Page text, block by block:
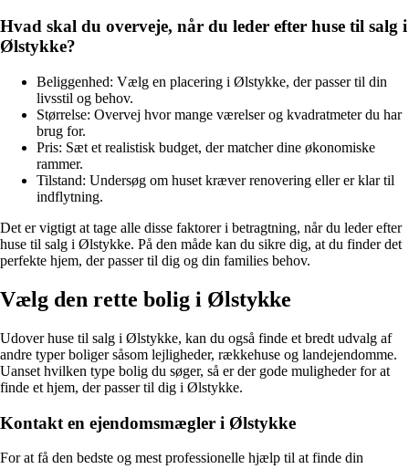
Hvad skal du overveje, når du leder efter huse til salg i
Ølstykke?
Beliggenhed: Vælg en placering i Ølstykke, der passer til din
livsstil og behov.
Størrelse: Overvej hvor mange værelser og kvadratmeter du har
brug for.
Pris: Sæt et realistisk budget, der matcher dine økonomiske
rammer.
Tilstand: Undersøg om huset kræver renovering eller er klar til
indflytning.
Det er vigtigt at tage alle disse faktorer i betragtning, når du leder efter
huse til salg i Ølstykke. På den måde kan du sikre dig, at du finder det
perfekte hjem, der passer til dig og din families behov.
Vælg den rette bolig i Ølstykke
Udover huse til salg i Ølstykke, kan du også finde et bredt udvalg af
andre typer boliger såsom lejligheder, rækkehuse og landejendomme.
Uanset hvilken type bolig du søger, så er der gode muligheder for at
finde et hjem, der passer til dig i Ølstykke.
Kontakt en ejendomsmægler i Ølstykke
For at få den bedste og mest professionelle hjælp til at finde din